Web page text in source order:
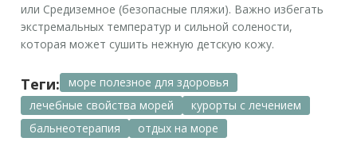
или Средиземное (безопасные пляжи). Важно избегать
экстремальных температур и сильной солености,
которая может сушить нежную детскую кожу.
Теги:
море полезное для здоровья
лечебные свойства морей
курорты с лечением
бальнеотерапия
отдых на море